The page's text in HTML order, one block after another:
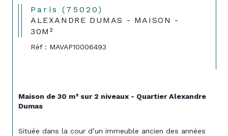
Paris (75020)
ALEXANDRE DUMAS - MAISON -
30M²
Réf : MAVAP10006493
Maison de 30 m² sur 2 niveaux - Quartier Alexandre
Dumas
Située dans la cour d’un immeuble ancien des années